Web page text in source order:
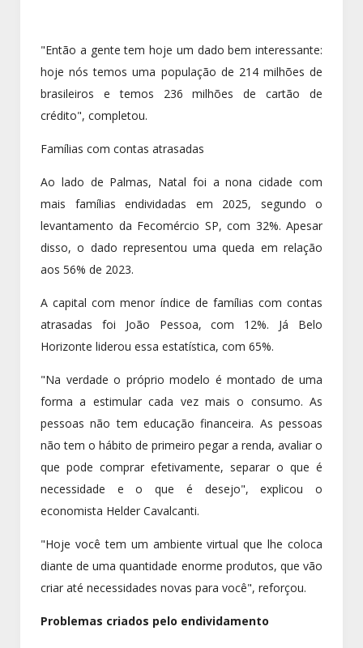
"Então a gente tem hoje um dado bem interessante:
hoje nós temos uma população de 214 milhões de
brasileiros e temos 236 milhões de cartão de
crédito", completou.
Famílias com contas atrasadas
Ao lado de Palmas, Natal foi a nona cidade com
mais famílias endividadas em 2025, segundo o
levantamento da Fecomércio SP, com 32%. Apesar
disso, o dado representou uma queda em relação
aos 56% de 2023.
A capital com menor índice de famílias com contas
atrasadas foi João Pessoa, com 12%. Já Belo
Horizonte liderou essa estatística, com 65%.
"Na verdade o próprio modelo é montado de uma
forma a estimular cada vez mais o consumo. As
pessoas não tem educação financeira. As pessoas
não tem o hábito de primeiro pegar a renda, avaliar o
que pode comprar efetivamente, separar o que é
necessidade e o que é desejo", explicou o
economista Helder Cavalcanti.
"Hoje você tem um ambiente virtual que lhe coloca
diante de uma quantidade enorme produtos, que vão
criar até necessidades novas para você", reforçou.
Problemas criados pelo endividamento